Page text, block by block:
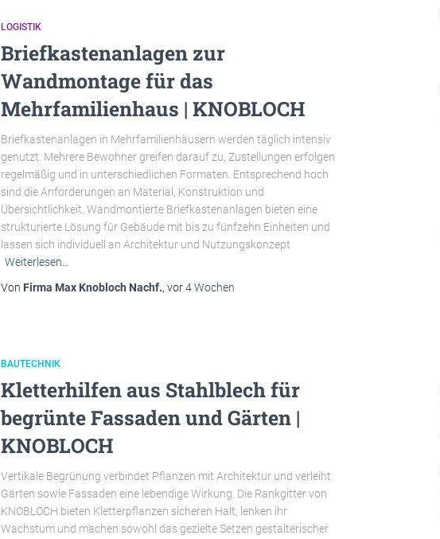
LOGISTIK
Briefkastenanlagen zur
Wandmontage für das
Mehrfamilienhaus | KNOBLOCH
Briefkastenanlagen in Mehrfamilienhäusern werden täglich intensiv
genutzt. Mehrere Bewohner greifen darauf zu, Zustellungen erfolgen
regelmäßig und in unterschiedlichen Formaten. Entsprechend hoch
sind die Anforderungen an Material, Konstruktion und
Übersichtlichkeit. Wandmontierte Briefkastenanlagen bieten eine
strukturierte Lösung für Gebäude mit bis zu fünfzehn Einheiten und
lassen sich individuell an Architektur und Nutzungskonzept
Weiterlesen…
Von Firma Max Knobloch Nachf., vor4 Wochen
BAUTECHNIK
Kletterhilfen aus Stahlblech für
begrünte Fassaden und Gärten |
KNOBLOCH
Vertikale Begrünung verbindet Pflanzen mit Architektur und verleiht
Gärten sowie Fassaden eine lebendige Wirkung. Die Rankgitter von
KNOBLOCH bieten Kletterpflanzen sicheren Halt, lenken ihr
Wachstum und machen sowohl das gezielte Setzen gestalterischer